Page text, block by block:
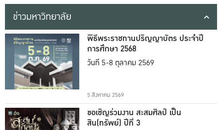
ข่าวมหาวิทยาลัย
พิธีพระราชทานปริญญาบัตร ประจำปี
การศึกษา 2568
วันที่ 5-8 ตุลาคม 2569
5 สิงหาคม 2569
ขอเชิญร่วมงาน สะสมศิลป์ เป็น
สิน(ทรัพย์) ปีที่ 3